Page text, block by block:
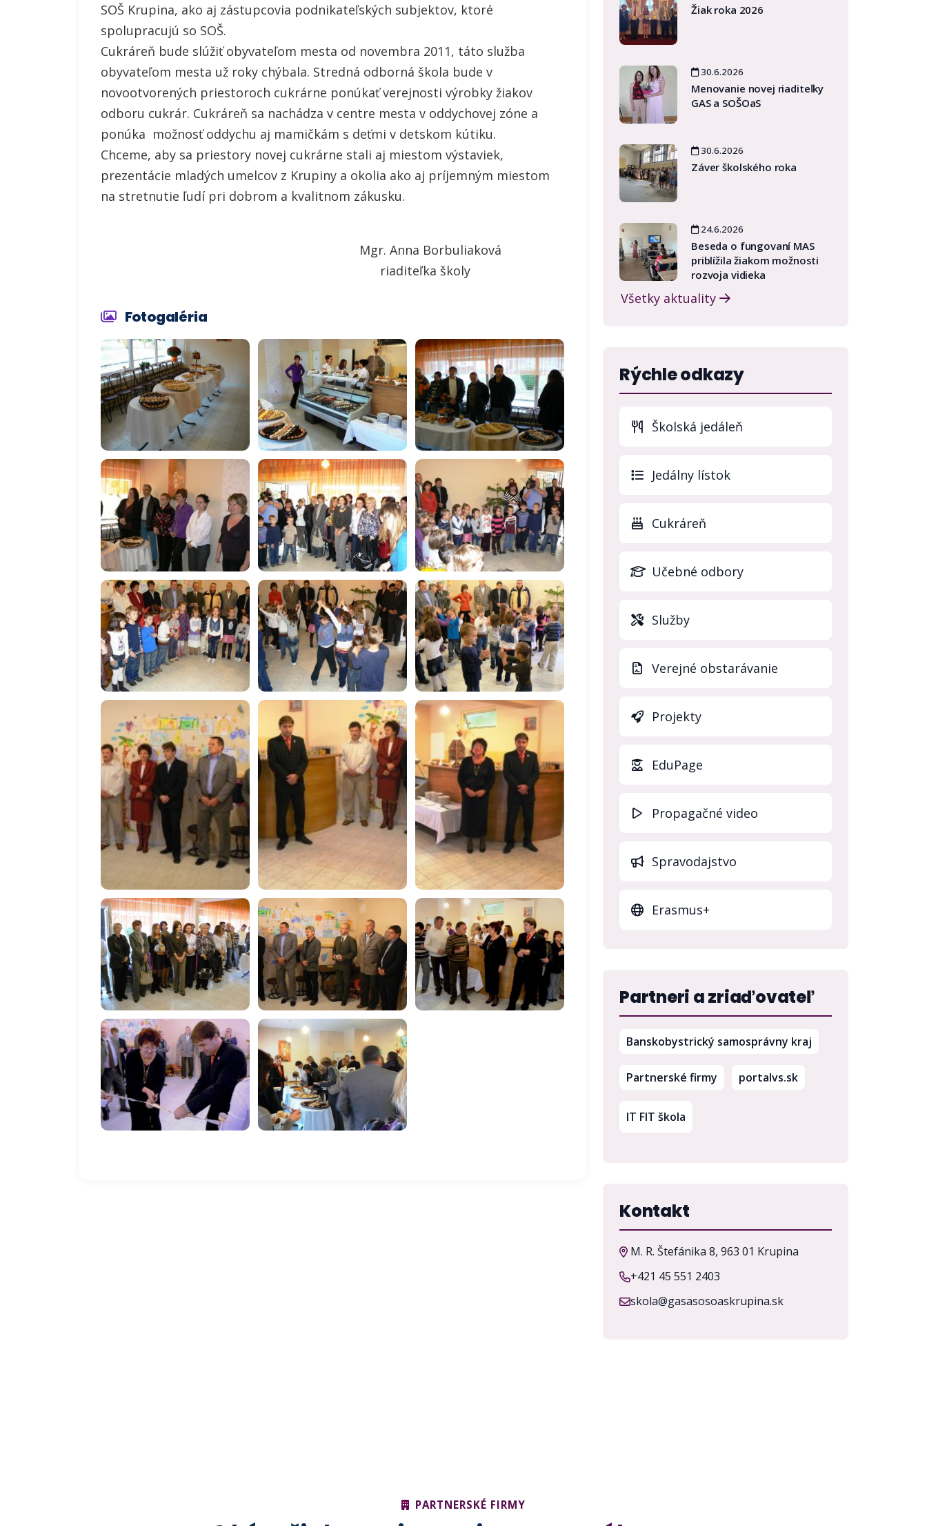
SOŠ Krupina, ako aj zástupcovia podnikateľských subjektov, ktoré
spolupracujú so SOŠ.
Cukráreň bude slúžiť obyvateľom mesta od novembra 2011, táto služba
obyvateľom mesta už roky chýbala. Stredná odborná škola bude v
novootvorených priestoroch cukrárne ponúkať verejnosti výrobky žiakov
odboru cukrár. Cukráreň sa nachádza v centre mesta v oddychovej zóne a
ponúka možnosť oddychu aj mamičkám s deťmi v detskom kútiku.
Chceme, aby sa priestory novej cukrárne stali aj miestom výstaviek,
prezentácie mladých umelcov z Krupiny a okolia ako aj príjemným miestom
na stretnutie ľudí pri dobrom a kvalitnom zákusku.
Mgr. Anna Borbuliaková
riaditeľka školy
Fotogaléria
Žiak roka 2026
30.6.2026
Menovanie novej riaditeľky
GAS a SOŠOaS
30.6.2026
Záver školského roka
24.6.2026
Beseda o fungovaní MAS
priblížila žiakom možnosti
rozvoja vidieka
Všetky aktuality
Rýchle odkazy
Školská jedáleň
Jedálny lístok
Cukráreň
Učebné odbory
Služby
Verejné obstarávanie
Projekty
EduPage
Propagačné video
Spravodajstvo
Erasmus+
Partneri a zriaďovateľ
Banskobystrický samosprávny kraj
Partnerské firmy portalvs.sk(otvorí sa v novom
IT FIT škola
Kontakt
M. R. Štefánika 8, 963 01 Krupina
+421 45 551 2403
skola@gasasosoaskrupina.sk
PARTNERSKÉ FIRMY